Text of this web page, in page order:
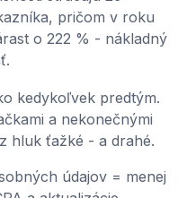
pričom v roku
o 222 % - nákladný
kedykoľvek predtým.
a nekonečnými
hluk ťažké - a drahé.
údajov = menej